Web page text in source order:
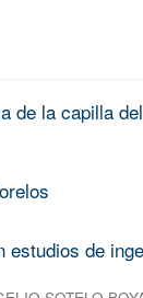
de la capilla
estudios de